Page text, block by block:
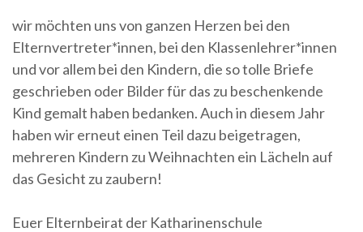
wir möchten uns von ganzen Herzen bei den
Elternvertreter*innen, bei den Klassenlehrer*innen
und vor allem bei den Kindern, die so tolle Briefe
geschrieben oder Bilder für das zu beschenkende
Kind gemalt haben bedanken. Auch in diesem Jahr
haben wir erneut einen Teil dazu beigetragen,
mehreren Kindern zu Weihnachten ein Lächeln auf
das Gesicht zu zaubern!
Euer Elternbeirat der Katharinenschule